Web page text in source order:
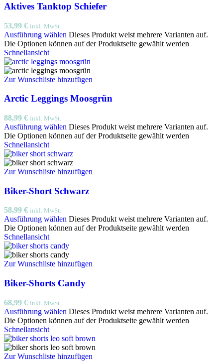
Aktives Tanktop Schiefer
53,99 € inkl. MwSt.
Ausführung wählen Dieses Produkt weist mehrere Varianten auf.
Die Optionen können auf der Produktseite gewählt werden
Schnellansicht
Zur Wunschliste hinzufügen
Arctic Leggings Moosgrün
88,99 € inkl. MwSt.
Ausführung wählen Dieses Produkt weist mehrere Varianten auf.
Die Optionen können auf der Produktseite gewählt werden
Schnellansicht
Zur Wunschliste hinzufügen
Biker-Short Schwarz
58,99 € inkl. MwSt.
Ausführung wählen Dieses Produkt weist mehrere Varianten auf.
Die Optionen können auf der Produktseite gewählt werden
Schnellansicht
Zur Wunschliste hinzufügen
Biker-Shorts Candy
68,99 € inkl. MwSt.
Ausführung wählen Dieses Produkt weist mehrere Varianten auf.
Die Optionen können auf der Produktseite gewählt werden
Schnellansicht
Zur Wunschliste hinzufügen